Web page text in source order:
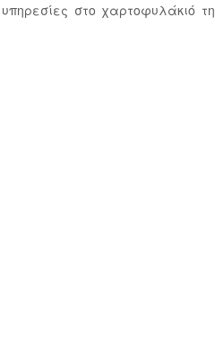
στο χαρτοφυλάκιό